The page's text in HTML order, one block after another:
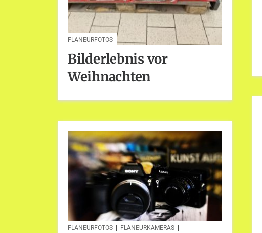
FLANEURFOTOS
Bilderlebnis vor
Weihnachten
FLANEURFOTOS FLANEURKAMERAS